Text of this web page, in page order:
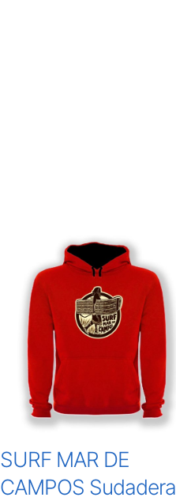
SURF MAR DE
CAMPOS Sudadera